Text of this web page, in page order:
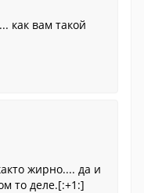
как вам такой
жирно.... да и
то деле.[:+1:]